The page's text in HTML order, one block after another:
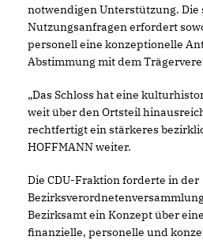
notwendigen Unterstützung. Die
Nutzungsanfragen erfordert
personell eine konzeptionelle
Abstimmung mit dem
Das Schloss hat eine
weit über den Ortsteil
rechtfertigt ein stärkeres
HOFFMANN weiter.
Die CDU-Fraktion forderte in der
Bezirksamt ein Konzept über
finanzielle, personelle und